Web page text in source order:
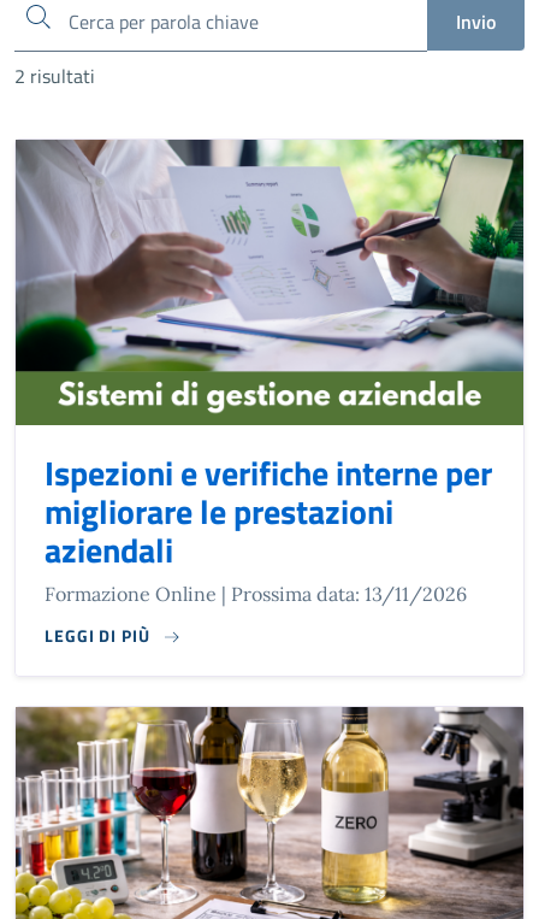
Cerca
Invio
2 risultati
Ispezioni e verifiche interne per
migliorare le prestazioni
aziendali
Formazione Online | Prossima data: 13/11/2026
LEGGI DI PIÙ